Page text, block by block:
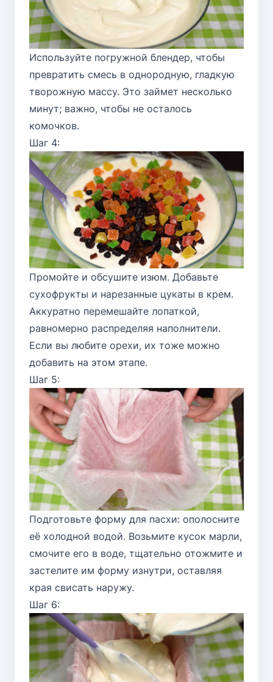
Используйте погружной блендер, чтобы
превратить смесь в однородную, гладкую
творожную массу. Это займет несколько
минут; важно, чтобы не осталось
комочков.
Шаг 4:
Промойте и обсушите изюм. Добавьте
сухофрукты и нарезанные цукаты в крем.
Аккуратно перемешайте лопаткой,
равномерно распределяя наполнители.
Если вы любите орехи, их тоже можно
добавить на этом этапе.
Шаг 5:
Подготовьте форму для пасхи: ополосните
её холодной водой. Возьмите кусок марли,
смочите его в воде, тщательно отожмите и
застелите им форму изнутри, оставляя
края свисать наружу.
Шаг 6: